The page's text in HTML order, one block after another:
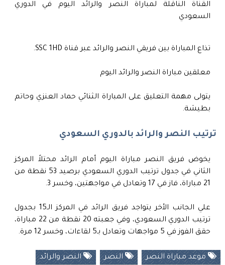
القناة الناقلة لمباراة النصر والرائد اليوم في الدوري
السعودي
تذاع المباراة بين فريقي النصر والرائد عبر قناة SSC 1HD.
معلقين مباراة النصر والرائد اليوم
يتولى مهمة التعليق على المباراة الثنائي حماد العنزي وحاتم
بطيشة.
ترتيب النصر والرائد بالدوري السعودي
يخوض فريق النصر مباراة اليوم أمام الرائد محتلاً المركز
الثاني في جدول ترتيب الدوري السعودي برصيد 53 نقطة من
21 مباراة، فاز في 17 وتعادل في مواجهتين، وخسر 3.
علي الجانب الأخر يتواجد فريق الرائد في المركز الـ15 بجدول
ترتيب الدوري السعودي، وفي جعبته 20 نقطة من 22 مباراة،
حقق الفوز في 5 مواجهات وتعادل بـ5 لقاءات، وخسر 12 مرة.
موعد مباراة النصر النصر النصر والرائد